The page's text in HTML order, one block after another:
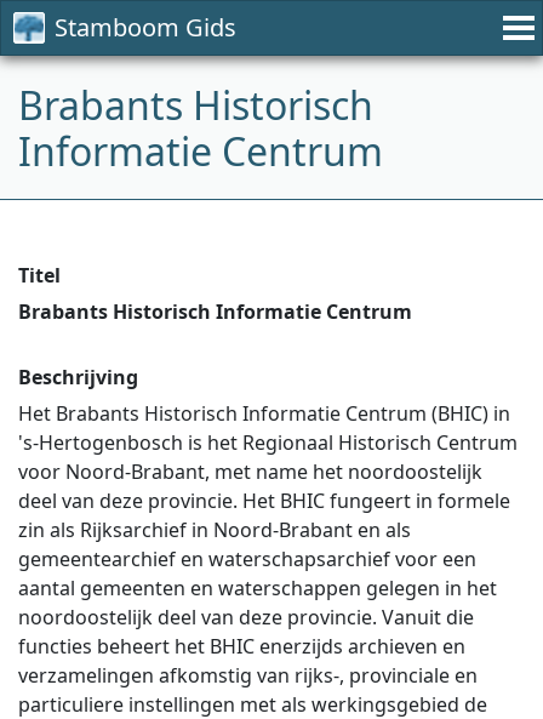
Stamboom Gids
Brabants Historisch
Informatie Centrum
Titel
Brabants Historisch Informatie Centrum
Beschrijving
Het Brabants Historisch Informatie Centrum (BHIC) in
's-Hertogenbosch is het Regionaal Historisch Centrum
voor Noord-Brabant, met name het noordoostelijk
deel van deze provincie. Het BHIC fungeert in formele
zin als Rijksarchief in Noord-Brabant en als
gemeentearchief en waterschapsarchief voor een
aantal gemeenten en waterschappen gelegen in het
noordoostelijk deel van deze provincie. Vanuit die
functies beheert het BHIC enerzijds archieven en
verzamelingen afkomstig van rijks-, provinciale en
particuliere instellingen met als werkingsgebied de